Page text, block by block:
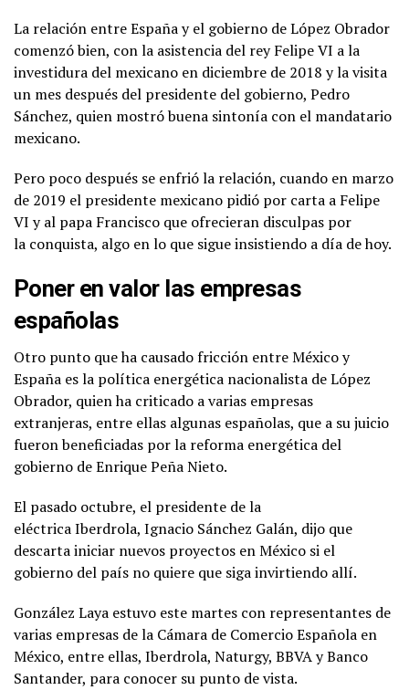
La relación entre España y el gobierno de López Obrador
comenzó bien, con la asistencia del rey Felipe VI a la
investidura del mexicano en diciembre de 2018 y la visita
un mes después del presidente del gobierno, Pedro
Sánchez, quien mostró buena sintonía con el mandatario
mexicano.
Pero poco después se enfrió la relación, cuando en marzo
de 2019 el presidente mexicano pidió por carta a Felipe
VI y al papa Francisco que ofrecieran disculpas por
la conquista, algo en lo que sigue insistiendo a día de hoy.
Poner en valor las empresas
españolas
Otro punto que ha causado fricción entre México y
España es la política energética nacionalista de López
Obrador, quien ha criticado a varias empresas
extranjeras, entre ellas algunas españolas, que a su juicio
fueron beneficiadas por la reforma energética del
gobierno de Enrique Peña Nieto.
El pasado octubre, el presidente de la
eléctrica Iberdrola, Ignacio Sánchez Galán, dijo que
descarta iniciar nuevos proyectos en México si el
gobierno del país no quiere que siga invirtiendo allí.
González Laya estuvo este martes con representantes de
varias empresas de la Cámara de Comercio Española en
México, entre ellas, Iberdrola, Naturgy, BBVA y Banco
Santander, para conocer su punto de vista.